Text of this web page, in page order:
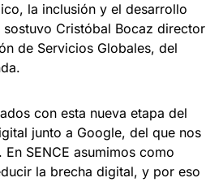
la inclusión y el desarrollo
sostuvo Cristóbal Bocaz director
de Servicios Globales, del
con esta nueva etapa del
junto a Google, del que nos
SENCE asumimos como
la brecha digital, y por eso